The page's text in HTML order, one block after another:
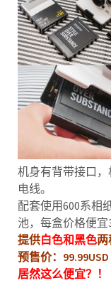
机身有背带接口
电线。
配套使用600系相
池，每盒价格便宜
提供白色和黑色两
预售价：99.99USD
居然这么便宜？！